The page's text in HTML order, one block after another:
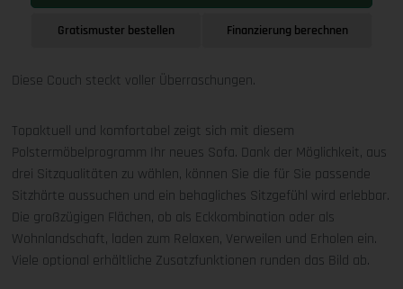
Gratismuster bestellen Finanzierung berechnen
Diese Couch steckt voller Überraschungen.
Topaktuell und komfortabel zeigt sich mit diesem
Polstermöbelprogramm Ihr neues Sofa. Dank der Möglichkeit, aus
drei Sitzqualitäten zu wählen, können Sie die für Sie passende
Sitzhärte aussuchen und ein behagliches Sitzgefühl wird erlebbar.
Die großzügigen Flächen, ob als Eckkombination oder als
Wohnlandschaft, laden zum Relaxen, Verweilen und Erholen ein.
Viele optional erhältliche Zusatzfunktionen runden das Bild ab.